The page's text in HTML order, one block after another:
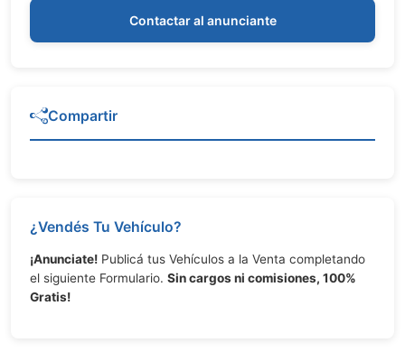
Contactar al anunciante
Compartir
¿Vendés Tu Vehículo?
¡Anunciate! Publicá tus Vehículos a la Venta completando
el siguiente Formulario. Sin cargos ni comisiones, 100%
Gratis!